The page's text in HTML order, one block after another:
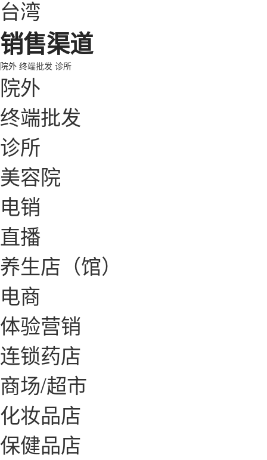
台湾
销售渠道
院外 终端批发 诊所
院外
终端批发
诊所
美容院
电销
直播
养生店（馆）
电商
体验营销
连锁药店
商场/超市
化妆品店
保健品店